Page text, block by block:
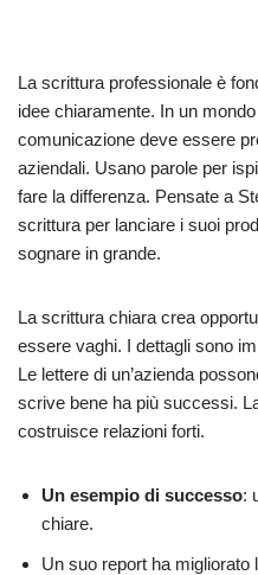
La scrittura professionale è
idee chiaramente. In un
comunicazione deve essere
aziendali. Usano parole per
fare la differenza. Pensate a
scrittura per lanciare i suoi
sognare in grande.
La scrittura chiara crea
essere vaghi. I dettagli sono
Le lettere di un’azienda
scrive bene ha più successi.
costruisce relazioni forti.
Un esempio di successo:
chiare.
Un suo report ha migliorato